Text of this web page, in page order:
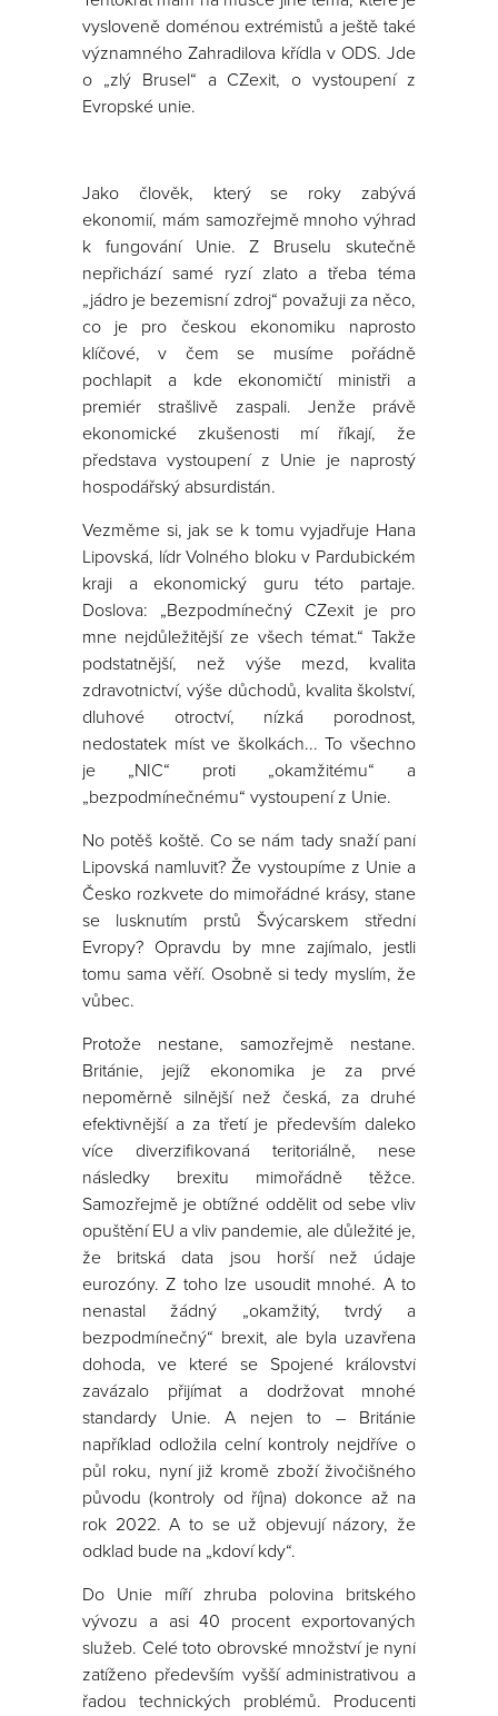
vysloveně doménou extrémistů a ještě také
významného Zahradilova křídla v ODS. Jde
o „zlý Brusel“ a CZexit, o vystoupení z
Evropské unie.
Jako člověk, který se roky zabývá
ekonomií, mám samozřejmě mnoho výhrad
k fungování Unie. Z Bruselu skutečně
nepřichází samé ryzí zlato a třeba téma
„jádro je bezemisní zdroj“ považuji za něco,
co je pro českou ekonomiku naprosto
klíčové, v čem se musíme pořádně
pochlapit a kde ekonomičtí ministři a
premiér strašlivě zaspali. Jenže právě
ekonomické zkušenosti mí říkají, že
představa vystoupení z Unie je naprostý
hospodářský absurdistán.
Vezměme si, jak se k tomu vyjadřuje Hana
Lipovská, lídr Volného bloku v Pardubickém
kraji a ekonomický guru této partaje.
Doslova: „Bezpodmínečný CZexit je pro
mne nejdůležitější ze všech témat.“ Takže
podstatnější, než výše mezd, kvalita
zdravotnictví, výše důchodů, kvalita školství,
dluhové otroctví, nízká porodnost,
nedostatek míst ve školkách... To všechno
je „NIC“ proti „okamžitému“ a
„bezpodmínečnému“ vystoupení z Unie.
No potěš koště. Co se nám tady snaží paní
Lipovská namluvit? Že vystoupíme z Unie a
Česko rozkvete do mimořádné krásy, stane
se lusknutím prstů Švýcarskem střední
Evropy? Opravdu by mne zajímalo, jestli
tomu sama věří. Osobně si tedy myslím, že
vůbec.
Protože nestane, samozřejmě nestane.
Británie, jejíž ekonomika je za prvé
nepoměrně silnější než česká, za druhé
efektivnější a za třetí je především daleko
více diverzifikovaná teritoriálně, nese
následky brexitu mimořádně těžce.
Samozřejmě je obtížné oddělit od sebe vliv
opuštění EU a vliv pandemie, ale důležité je,
že britská data jsou horší než údaje
eurozóny. Z toho lze usoudit mnohé. A to
nenastal žádný „okamžitý, tvrdý a
bezpodmínečný“ brexit, ale byla uzavřena
dohoda, ve které se Spojené království
zavázalo přijímat a dodržovat mnohé
standardy Unie. A nejen to – Británie
například odložila celní kontroly nejdříve o
půl roku, nyní již kromě zboží živočišného
původu (kontroly od října) dokonce až na
rok 2022. A to se už objevují názory, že
odklad bude na „kdoví kdy“.
Do Unie míří zhruba polovina britského
vývozu a asi 40 procent exportovaných
služeb. Celé toto obrovské množství je nyní
zatíženo především vyšší administrativou a
řadou technických problémů. Producenti